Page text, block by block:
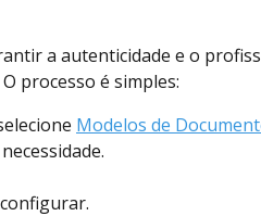
a autenticidade e o
processo é simples:
Modelos de